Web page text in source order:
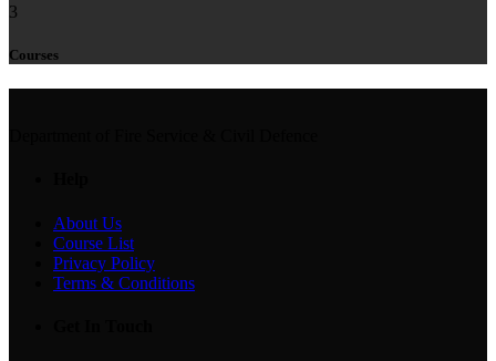
3
Courses
About Us
Course List
Privacy Policy
Terms & Conditions